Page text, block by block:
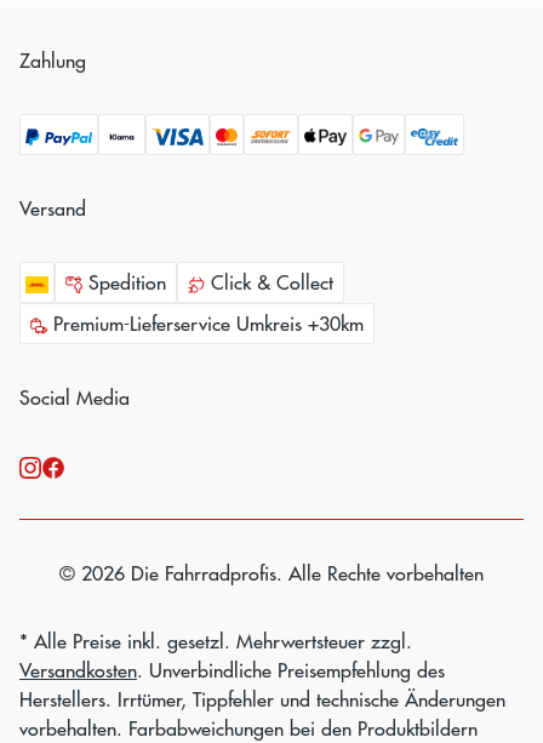
Zahlung
Versand
Spedition
Click & Collect
Premium-Lieferservice Umkreis +30km
Social Media
© 2026 Die Fahrradprofis. Alle Rechte vorbehalten
* Alle Preise inkl. gesetzl. Mehrwertsteuer zzgl.
Versandkosten. Unverbindliche Preisempfehlung des
Herstellers. Irrtümer, Tippfehler und technische Änderungen
vorbehalten. Farbabweichungen bei den Produktbildern